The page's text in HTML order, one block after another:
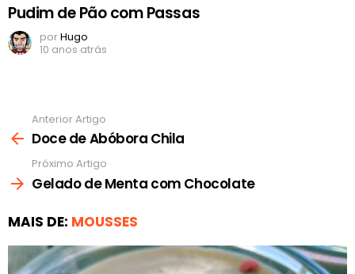
Pudim de Pão com Passas
porHugo
10 anos atrás
mais
Anterior Artigo
Doce de Abóbora Chila
Próximo Artigo
Gelado de Menta com Chocolate
MAIS DE: MOUSSES